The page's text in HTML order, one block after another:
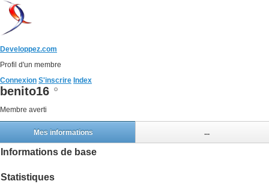
Developpez.com
Profil d'un membre
Connexion S'inscrire Index
benito16
Membre averti
Mes informations ...
Informations de base
Statistiques